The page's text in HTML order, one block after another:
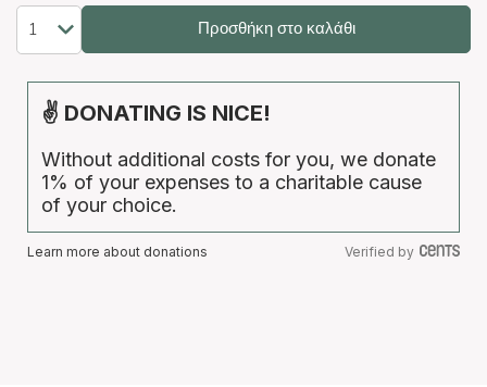
Προσθήκη στο καλάθι
✌ DONATING IS NICE!
Without additional costs for you, we donate
1% of your expenses to a charitable cause
of your choice.
Learn more about donations Verified by